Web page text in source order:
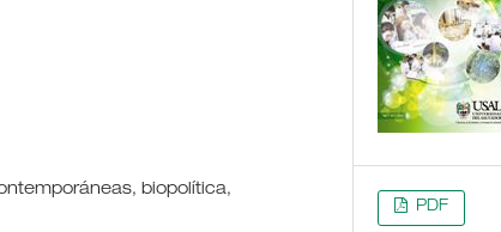
biopolítica,
PDF